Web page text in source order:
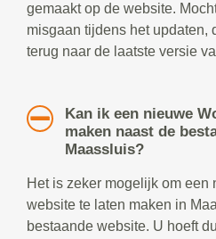
gemaakt op de website.
misgaan tijdens het updaten,
terug naar de laatste versie
Kan ik een nieuwe
maken naast de
Maassluis?
Het is zeker mogelijk om een
website te laten maken in
bestaande website. U hoeft